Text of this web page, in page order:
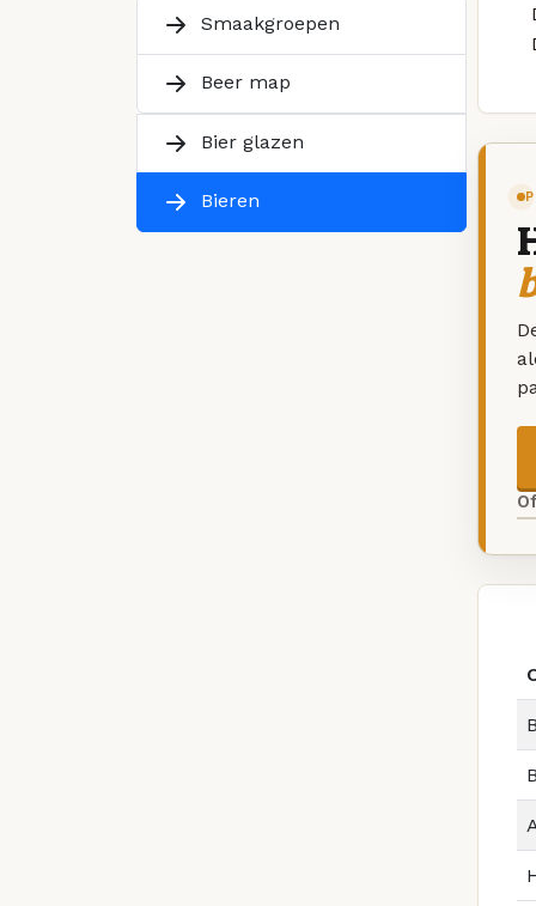
Smaakgroepen
Beer map
Bier glazen
Bieren